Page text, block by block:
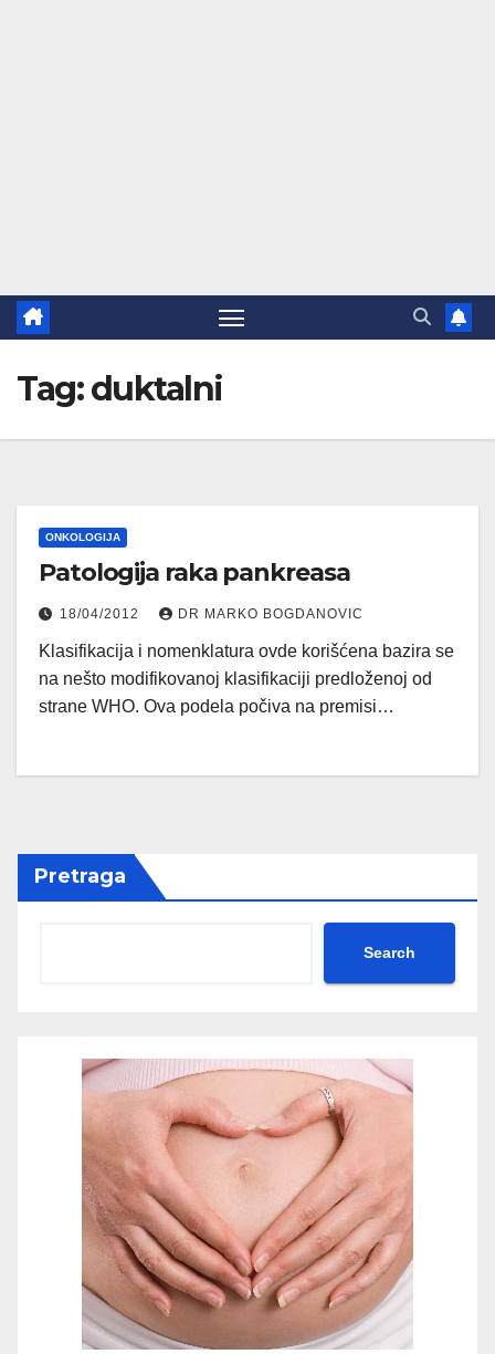
Tag:duktalni
ONKOLOGIJA
Patologija raka pankreasa
18/04/2012 DR MARKO BOGDANOVIC
Klasifikacija i nomenklatura ovde korišćena bazira se
na nešto modifikovanoj klasifikaciji predloženoj od
strane WHO. Ova podela počiva na premisi…
Pretraga
Search